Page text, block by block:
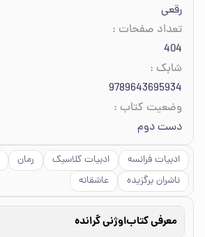
رقعی
تعداد صفحات :
404
شابک :
9789643695934
وضعیت کتاب :
دست دوم
ادبیات فرانسه ادبیات کلاسیک رمان
ناشران برگزیده
عاشقانه
معرفی کتاباوژنی گرانده